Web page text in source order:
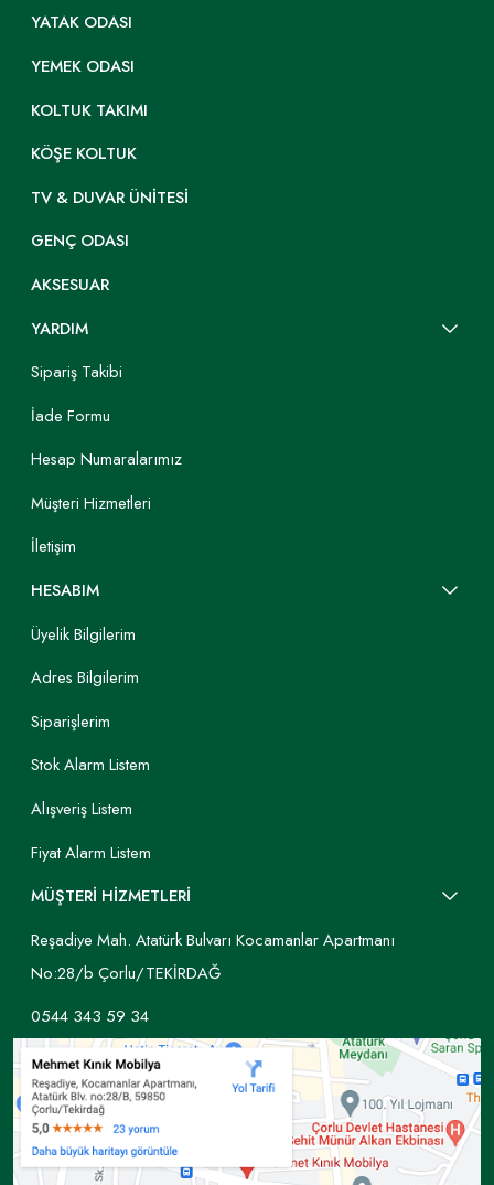
YATAK ODASI
YEMEK ODASI
KOLTUK TAKIMI
KÖŞE KOLTUK
TV & DUVAR ÜNITESI
GENÇ ODASI
AKSESUAR
YARDIM
Sipariş Takibi
İade Formu
Hesap Numaralarımız
Müşteri Hizmetleri
İletişim
HESABIM
Üyelik Bilgilerim
Adres Bilgilerim
Siparişlerim
Stok Alarm Listem
Alışveriş Listem
Fiyat Alarm Listem
MÜŞTERİ HİZMETLERİ
Reşadiye Mah. Atatürk Bulvarı Kocamanlar Apartmanı
No:28/b Çorlu/TEKİRDAĞ
0544 343 59 34